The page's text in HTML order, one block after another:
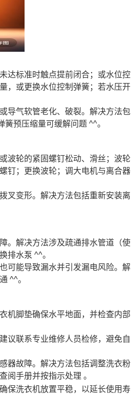
达标准时触点提前闭合；或水位控
，或更换水位控制弹簧；若水压开
导气软管老化、破裂。解决方法包
预压缩量可缓解问题 ^^。
波轮的紧固螺钉松动、滑丝；波轮
钉；更换波轮；调大电机与离合器
叉变形。解决方法包括重新安装离
。解决方法涉及疏通排水管道（使
排水泵 ^^。
可能导致漏水并引发漏电风险。解
^^。
机脚垫确保水平地面，并检查内部
议联系专业维修人员检修，避免自
器故障。解决方法包括调整洗衣粉
阅手册并按指示处理 。
保洗衣机放置平稳，以延长使用寿